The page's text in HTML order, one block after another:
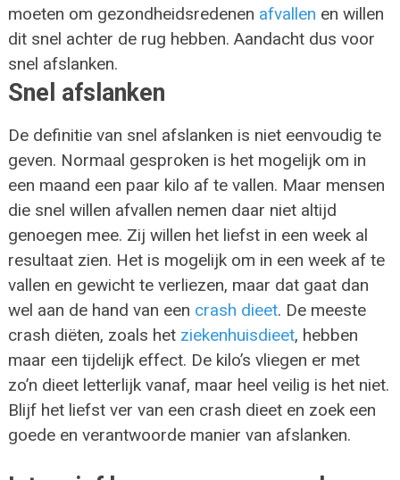
moeten om gezondheidsredenen afvallen en willen
dit snel achter de rug hebben. Aandacht dus voor
snel afslanken.
Snel afslanken
De definitie van snel afslanken is niet eenvoudig te
geven. Normaal gesproken is het mogelijk om in
een maand een paar kilo af te vallen. Maar mensen
die snel willen afvallen nemen daar niet altijd
genoegen mee. Zij willen het liefst in een week al
resultaat zien. Het is mogelijk om in een week af te
vallen en gewicht te verliezen, maar dat gaat dan
wel aan de hand van een crash dieet. De meeste
crash diëten, zoals het ziekenhuisdieet, hebben
maar een tijdelijk effect. De kilo’s vliegen er met
zo’n dieet letterlijk vanaf, maar heel veilig is het niet.
Blijf het liefst ver van een crash dieet en zoek een
goede en verantwoorde manier van afslanken.